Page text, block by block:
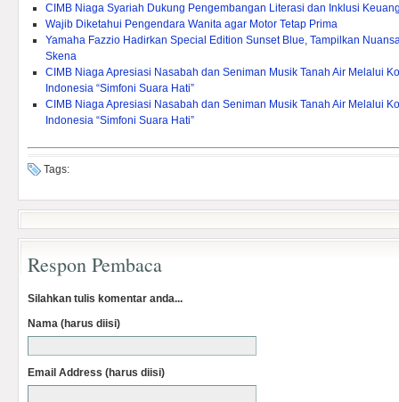
CIMB Niaga Syariah Dukung Pengembangan Literasi dan Inklusi
Wajib Diketahui Pengendara Wanita agar Motor Tetap Prima
Yamaha Fazzio Hadirkan Special Edition Sunset Blue, Tampilkan
Skena
CIMB Niaga Apresiasi Nasabah dan Seniman Musik Tanah Air Melalui
Indonesia “Simfoni Suara Hati”
CIMB Niaga Apresiasi Nasabah dan Seniman Musik Tanah Air Melalui
Indonesia “Simfoni Suara Hati”
Tags:
Respon Pembaca
Silahkan tulis komentar anda...
Nama (harus diisi)
Email Address (harus diisi)